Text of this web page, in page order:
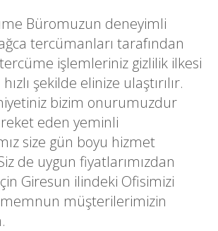
Büromuzun deneyimli
tercümanları tarafından
işlemleriniz gizlilik ilkesi
şekilde elinize ulaştırılır.
bizim onurumuzdur
eden yeminli
size gün boyu hizmet
de uygun fiyatlarımızdan
Giresun ilindeki Ofisimizi
müşterilerimizin